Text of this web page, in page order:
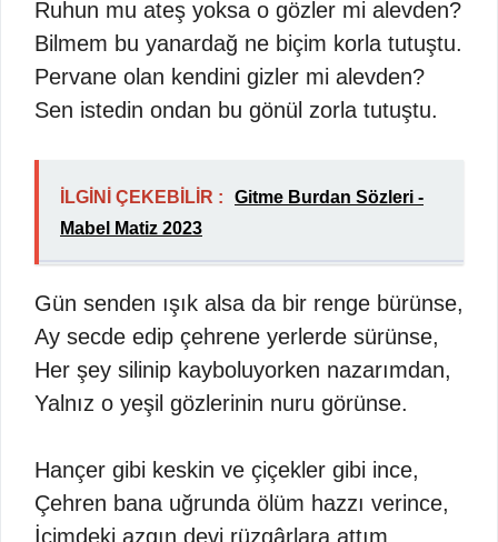
Ruhun mu ateş yoksa o gözler mi alevden?
Bilmem bu yanardağ ne biçim korla tutuştu.
Pervane olan kendini gizler mi alevden?
Sen istedin ondan bu gönül zorla tutuştu.
İLGİNİ ÇEKEBİLİR :
Gitme Burdan Sözleri -
Mabel Matiz 2023
Gün senden ışık alsa da bir renge bürünse,
Ay secde edip çehrene yerlerde sürünse,
Her şey silinip kayboluyorken nazarımdan,
Yalnız o yeşil gözlerinin nuru görünse.
Hançer gibi keskin ve çiçekler gibi ince,
Çehren bana uğrunda ölüm hazzı verince,
İçimdeki azgın devi rüzgârlara attım,